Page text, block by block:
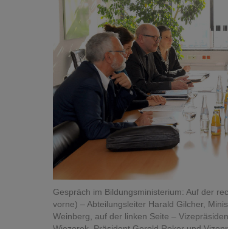
Gespräch im Bildungsministerium: Auf der
vorne) – Abteilungsleiter Harald Gilcher,
Weinberg, auf der linken Seite –